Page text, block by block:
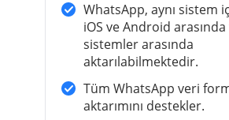
WhatsApp, aynı sistem
iOS ve Android arasında
sistemler arasında
aktarılabilmektedir.
Tüm WhatsApp veri
aktarımını destekler.